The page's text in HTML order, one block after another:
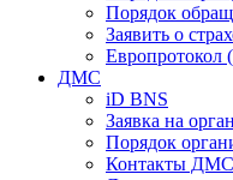
Порядок
Заявить о
ДМС
iD BNS
Заявка на
Порядок
Контакты ДМС